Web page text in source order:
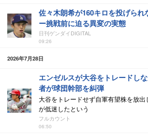
佐々木朗希が160キロを投げられ
ー挑戦前に迫る異変の実態
日刊ゲンダイDIGITAL
09:26
2026年7月28日
エンゼルスが大谷をトレードし
者が球団幹部を糾弾
大谷をトレードせず自軍有望株を放
が低迷したという
フルカウント
06:50